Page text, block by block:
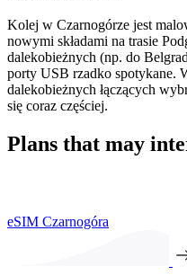
Kolej w Czarnogórze jest
nowymi składami na trasie
dalekobieżnych (np. do
porty USB rzadko spotykane.
dalekobieżnych łączących
się coraz częściej.
Plans that may
eSIM Czarnogóra